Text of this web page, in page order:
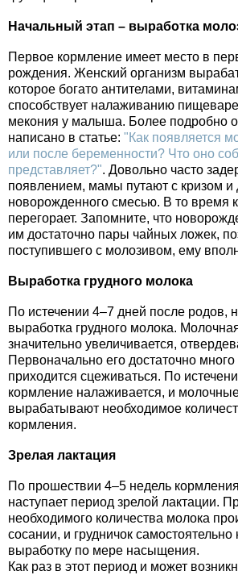
Начальный этап – выработка
Первое кормление имеет место в
рождения. Женский организм
которое богато антителами,
способствует налаживанию
мекония у малыша. Более подробно
написано в статье: "Как появляется
или после беременности? Что оно
представляет?". Довольно часто
появлением, мамы путают с кризом и
новорожденного смесью. В то время
перегорает. Запомните, что
им достаточно пары чайных ложек,
поступившего с молозивом, ему
Выработка грудного молока
По истечении 4–7 дней после родов,
выработка грудного молока.
значительно увеличивается,
Первоначально его достаточно
приходится сцеживаться. По
кормление налаживается, и
вырабатывают необходимое
кормления.
Зрелая лактация
По прошествии 4–5 недель
наступает период зрелой лактации.
необходимого количества молока
сосании, и грудничок самостоятельно
выработку по мере насыщения.
Как раз в этот период и может